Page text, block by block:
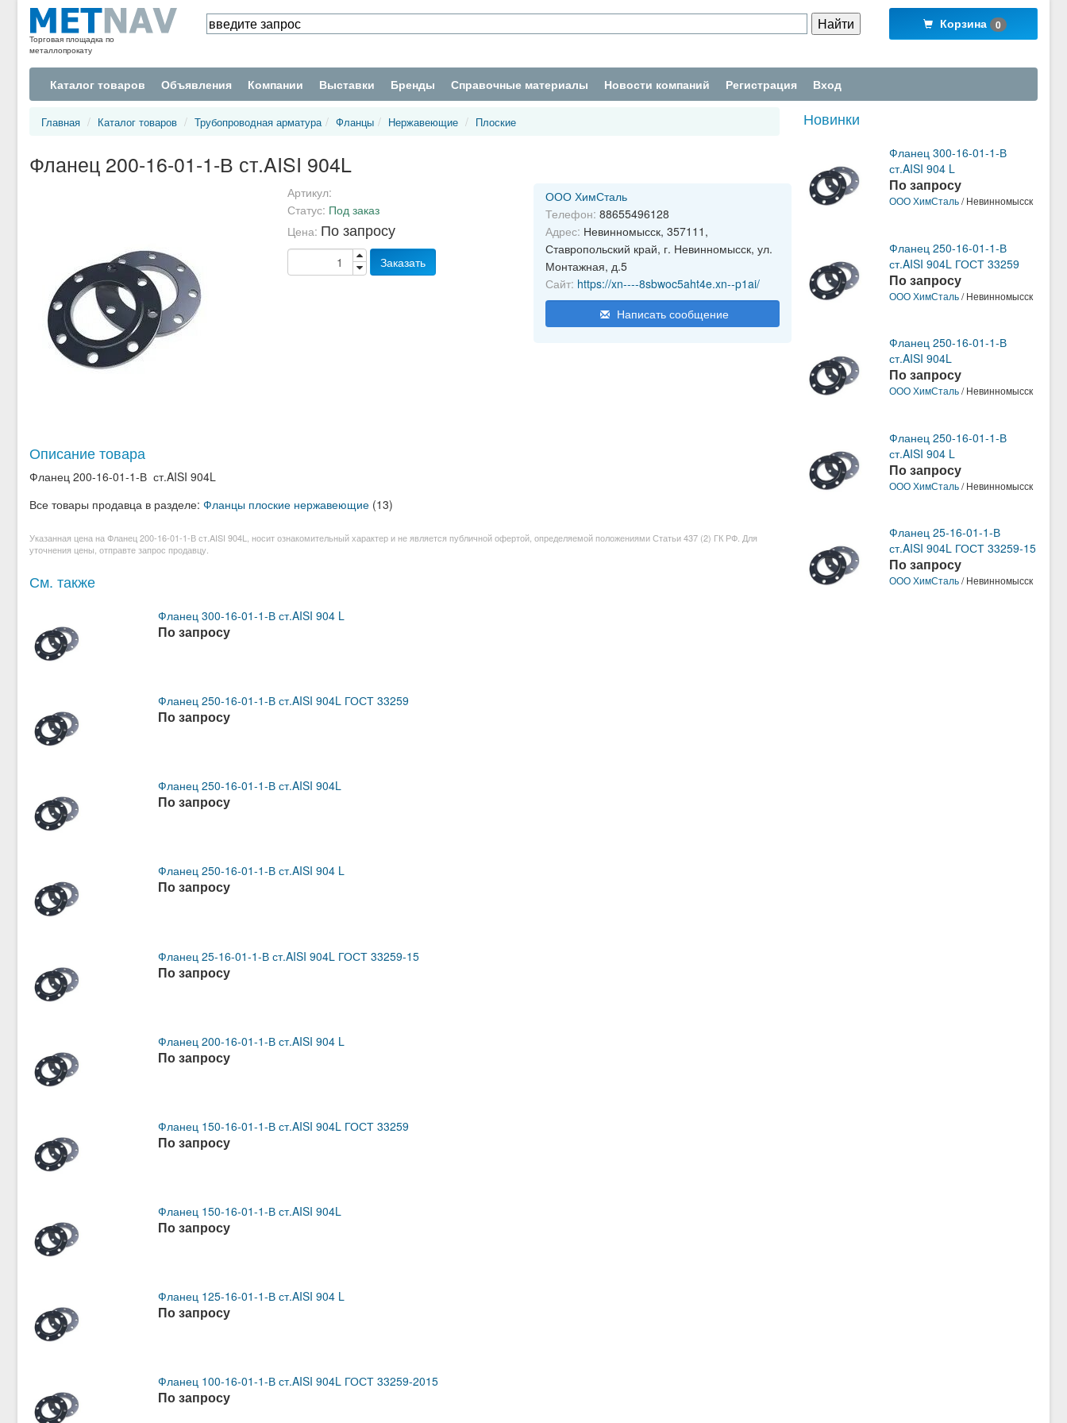
Торговая площадка по
металлопрокату
Корзина 0
Каталог товаров Объявления Компании Выставки Бренды Справочные материалы Новости компаний Регистрация Вход
Главная Каталог товаров Трубопроводная арматура Фланцы Нержавеющие Плоские
Фланец 200-16-01-1-В ст.AISI 904L
Артикул:
Статус: Под заказ
Цена: По запросу
Заказать
ООО ХимСталь
Телефон: 88655496128
Адрес: Невинномысск, 357111,
Ставропольский край, г. Невинномысск, ул.
Монтажная, д.5
Сайт: https://xn----8sbwoc5aht4e.xn--p1ai/
Написать сообщение
Описание товара
Фланец 200-16-01-1-В ст.AISI 904L
Все товары продавца в разделе: Фланцы плоские нержавеющие (13)
Указанная цена на Фланец 200-16-01-1-В ст.AISI 904L, носит ознакомительный характер и не является публичной офертой, определяемой положениями Статьи 437 (2) ГК РФ. Для
уточнения цены, отправте запрос продавцу.
См. также
Фланец 300-16-01-1-В ст.AISI 904 L
По запросу
Фланец 250-16-01-1-В ст.AISI 904L ГОСТ 33259
По запросу
Фланец 250-16-01-1-В ст.AISI 904L
По запросу
Фланец 250-16-01-1-В ст.AISI 904 L
По запросу
Фланец 25-16-01-1-В ст.AISI 904L ГОСТ 33259-15
По запросу
Фланец 200-16-01-1-В ст.AISI 904 L
По запросу
Фланец 150-16-01-1-В ст.AISI 904L ГОСТ 33259
По запросу
Фланец 150-16-01-1-В ст.AISI 904L
По запросу
Фланец 125-16-01-1-В ст.AISI 904 L
По запросу
Фланец 100-16-01-1-В ст.AISI 904L ГОСТ 33259-2015
По запросу
Новинки
Фланец 300-16-01-1-В
ст.AISI 904 L
По запросу
ООО ХимСталь/ Невинномысск
Фланец 250-16-01-1-В
ст.AISI 904L ГОСТ 33259
По запросу
ООО ХимСталь/ Невинномысск
Фланец 250-16-01-1-В
ст.AISI 904L
По запросу
ООО ХимСталь/ Невинномысск
Фланец 250-16-01-1-В
ст.AISI 904 L
По запросу
ООО ХимСталь/ Невинномысск
Фланец 25-16-01-1-В
ст.AISI 904L ГОСТ 33259-15
По запросу
ООО ХимСталь/ Невинномысск